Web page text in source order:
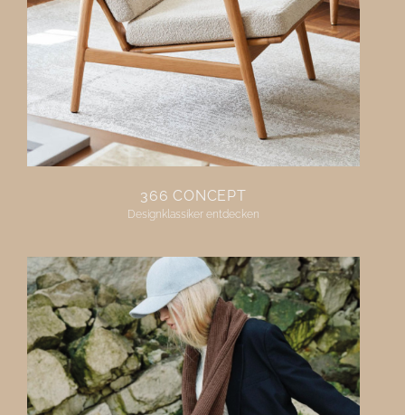
366 CONCEPT
Designklassiker entdecken